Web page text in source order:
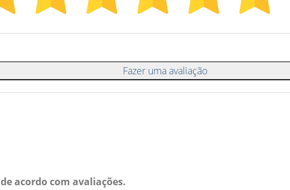
Fazer uma avaliação
de acordo com avaliações.